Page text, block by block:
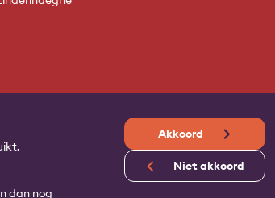
dan nog
Akkoord
Niet akkoord